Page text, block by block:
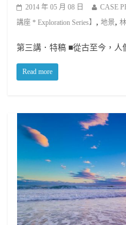
2014 年 05 月 08 日 CASE
講座 * Exploration Series】 ,地景,
第三講．特稿 ■從古至今，人
Read more